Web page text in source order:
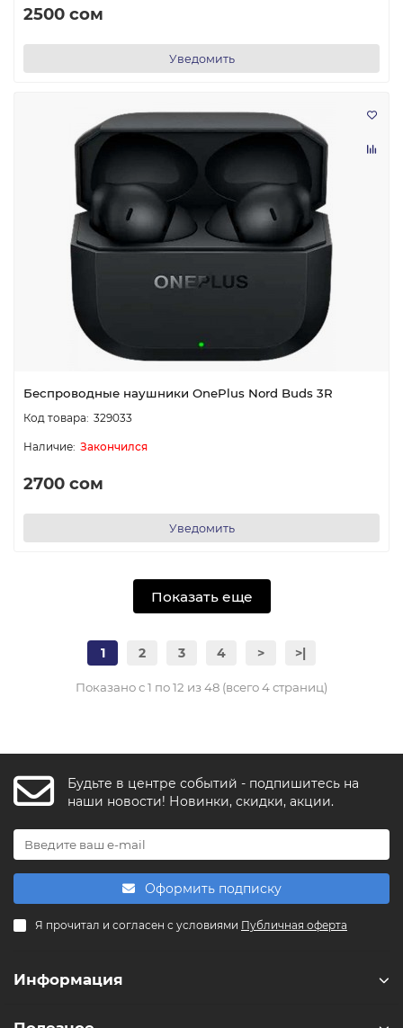
2500 сом
Уведомить
Беспроводные наушники OnePlus Nord Buds 3R
329033
Закончился
2700 сом
Уведомить
Показать еще
1 2 3 4 > >|
Показано с 1 по 12 из 48 (всего 4 страниц)
Будьте в центре событий - подпишитесь на
наши новости! Новинки, скидки, акции.
Оформить подписку
Я прочитал и согласен с условиями Публичная оферта
Информация
F FishkaAI
Обычно отвечаем за минуту
Чем можем помочь?